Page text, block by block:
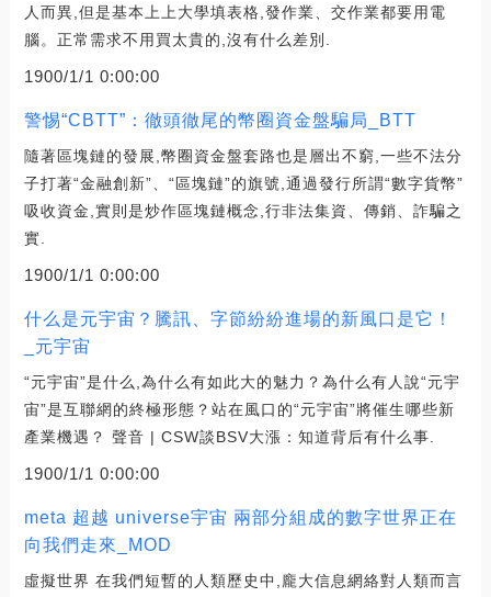
人而異,但是基本上上大學填表格,發作業、交作業都要用電
腦。正常需求不用買太貴的,沒有什么差別.
1900/1/1 0:00:00
警惕“CBTT”：徹頭徹尾的幣圈資金盤騙局_BTT
隨著區塊鏈的發展,幣圈資金盤套路也是層出不窮,一些不法分
子打著“金融創新”、“區塊鏈”的旗號,通過發行所謂“數字貨幣”
吸收資金,實則是炒作區塊鏈概念,行非法集資、傳銷、詐騙之
實.
1900/1/1 0:00:00
什么是元宇宙？騰訊、字節紛紛進場的新風口是它！
_元宇宙
“元宇宙”是什么,為什么有如此大的魅力？為什么有人說“元宇
宙”是互聯網的終極形態？站在風口的“元宇宙”將催生哪些新
產業機遇？ 聲音 | CSW談BSV大漲：知道背后有什么事.
1900/1/1 0:00:00
meta 超越 universe宇宙 兩部分組成的數字世界正在
向我們走來_MOD
虛擬世界 在我們短暫的人類歷史中,龐大信息網絡對人類而言